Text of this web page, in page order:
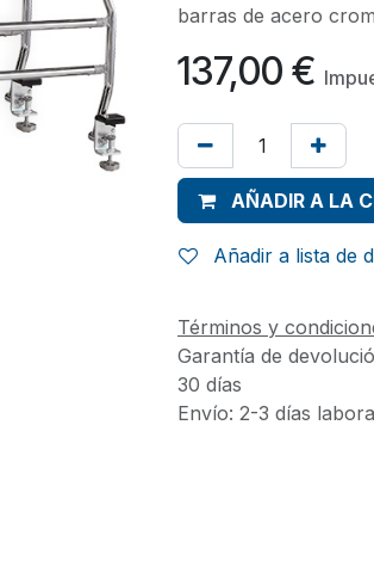
barras de acero
137,00 €
AÑADIR A LA
Añadir a lista de
Términos y
Garantía de
30 días
Envío: 2-3 días